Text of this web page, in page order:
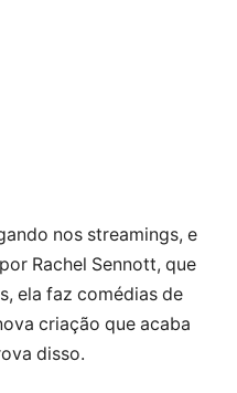
nos streamings, e
Rachel Sennott, que
ela faz comédias de
criação que acaba
disso.